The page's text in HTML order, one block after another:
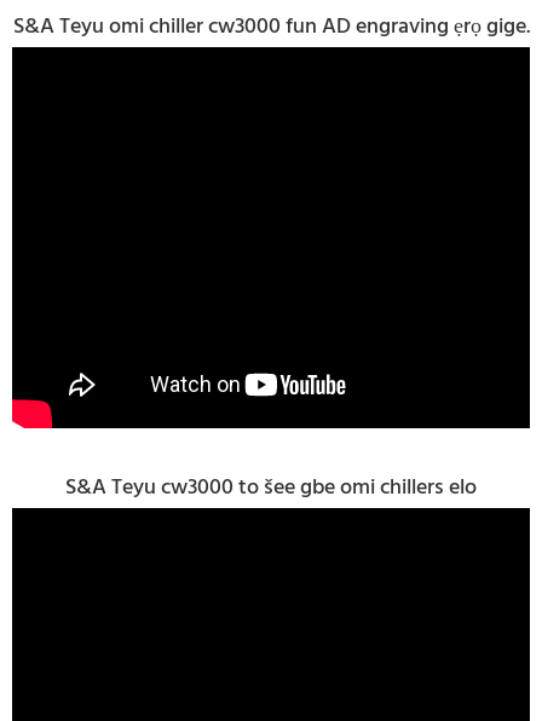
S&A Teyu omi chiller cw3000 fun AD engraving ẹrọ gige.
S&A Teyu cw3000 to šee gbe omi chillers elo